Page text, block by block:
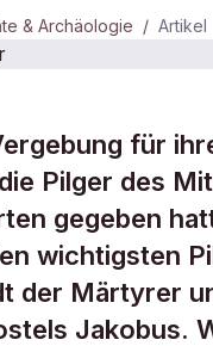
& Archäologie / Artikel
im
für
Pilger des
gegeben
wichtigsten
der Märtyrer
Jakobus.